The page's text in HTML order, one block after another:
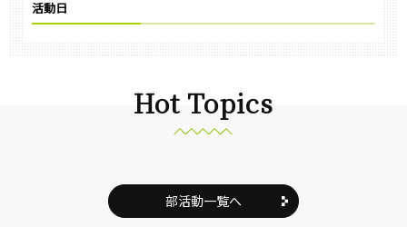
活動日
Hot Topics
部活動一覧へ